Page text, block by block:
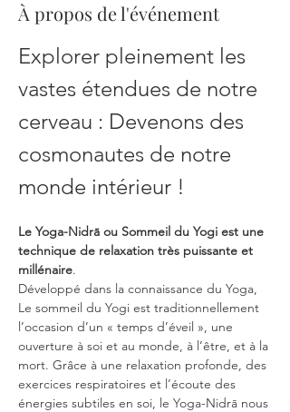
À propos de l'événement
Explorer pleinement les
vastes étendues de notre
cerveau : Devenons des
cosmonautes de notre
monde intérieur !
Le Yoga-Nidrā ou Sommeil du Yogi est une
technique de relaxation très puissante et
millénaire.
Développé dans la connaissance du Yoga,
Le sommeil du Yogi est traditionnellement
l’occasion d’un « temps d’éveil », une
ouverture à soi et au monde, à l’être, et à la
mort. Grâce à une relaxation profonde, des
exercices respiratoires et l’écoute des
énergies subtiles en soi, le Yoga-Nidrā nous